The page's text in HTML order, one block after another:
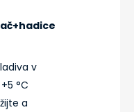
v
°C
a